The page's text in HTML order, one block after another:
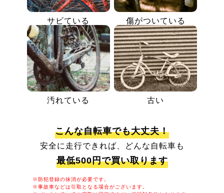
サビている 傷がついている
汚れている 古い
こんな自転車でも大丈夫！
安全に走行できれば、どんな自転車も
最低500円で買い取ります
※防犯登録の抹消が必要です。
※事故車などは引取となる場合がございます。